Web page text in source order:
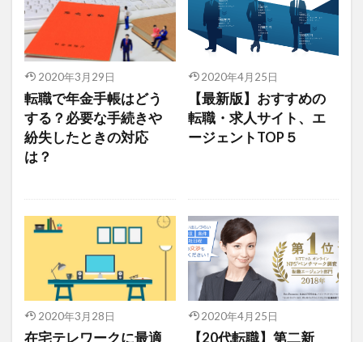
2020年3月29日
転職で年金手帳はどう
する？必要な手続きや
紛失したときの対応
は？
2020年4月25日
【最新版】おすすめの
転職・求人サイト、エ
ージェントTOP５
2020年3月28日
在宅テレワークに最適
2020年4月25日
【20代転職】第二新